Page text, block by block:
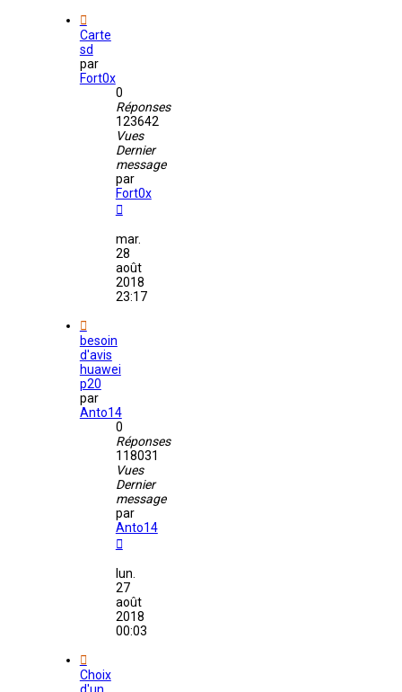
Carte
sd
par
Fort0x
0
Réponses
123642
Vues
Dernier
message
par
Fort0x
mar.
28
août
2018
23:17
besoin
d'avis
huawei
p20
par
Anto14
0
Réponses
118031
Vues
Dernier
message
par
Anto14
lun.
27
août
2018
00:03
Choix